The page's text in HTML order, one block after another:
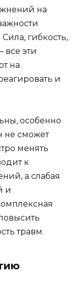
на
гибкость,
эти
на
и
особенно
не сможет
менять
к
а слабая
и
травм.